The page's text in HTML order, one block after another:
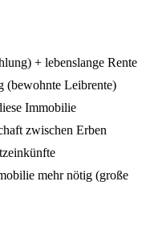
+ lebenslange Rente
(bewohnte Leibrente)
Immobilie
zwischen Erben
mehr nötig (große